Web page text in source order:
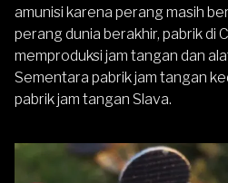
amunisi karena perang masih
perang dunia berakhir, pabrik di
memproduksi jam tangan dan
Sementara pabrik jam tangan
pabrik jam tangan Slava.